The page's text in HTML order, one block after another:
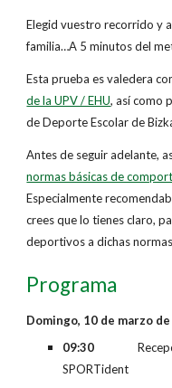
Elegid vuestro recorrido y
familia…A 5 minutos del
Esta prueba es valedera
de la UPV / EHU, así como
de Deporte Escolar de
Antes de seguir adelante,
normas básicas de
Especialmente
crees que lo tienes claro,
deportivos a dichas
Programa
Domingo, 10 de marzo
09:30
SPORTident